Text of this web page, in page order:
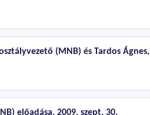
(MNB) és Tardos Ágnes,
előadása, 2009. szept. 30.